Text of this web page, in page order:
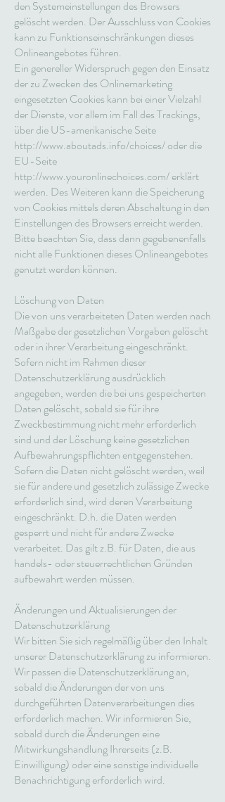
den Systemeinstellungen des Browsers
gelöscht werden. Der Ausschluss von Cookies
kann zu Funktionseinschränkungen dieses
Onlineangebotes führen.
Ein genereller Widerspruch gegen den Einsatz
der zu Zwecken des Onlinemarketing
eingesetzten Cookies kann bei einer Vielzahl
der Dienste, vor allem im Fall des Trackings,
über die US-amerikanische Seite
http://www.aboutads.info/choices/ oder die
EU-Seite
http://www.youronlinechoices.com/ erklärt
werden. Des Weiteren kann die Speicherung
von Cookies mittels deren Abschaltung in den
Einstellungen des Browsers erreicht werden.
Bitte beachten Sie, dass dann gegebenenfalls
nicht alle Funktionen dieses Onlineangebotes
genutzt werden können.
Löschung von Daten
Die von uns verarbeiteten Daten werden nach
Maßgabe der gesetzlichen Vorgaben gelöscht
oder in ihrer Verarbeitung eingeschränkt.
Sofern nicht im Rahmen dieser
Datenschutzerklärung ausdrücklich
angegeben, werden die bei uns gespeicherten
Daten gelöscht, sobald sie für ihre
Zweckbestimmung nicht mehr erforderlich
sind und der Löschung keine gesetzlichen
Aufbewahrungspflichten entgegenstehen.
Sofern die Daten nicht gelöscht werden, weil
sie für andere und gesetzlich zulässige Zwecke
erforderlich sind, wird deren Verarbeitung
eingeschränkt. D.h. die Daten werden
gesperrt und nicht für andere Zwecke
verarbeitet. Das gilt z.B. für Daten, die aus
handels- oder steuerrechtlichen Gründen
aufbewahrt werden müssen.
Änderungen und Aktualisierungen der
Datenschutzerklärung
Wir bitten Sie sich regelmäßig über den Inhalt
unserer Datenschutzerklärung zu informieren.
Wir passen die Datenschutzerklärung an,
sobald die Änderungen der von uns
durchgeführten Datenverarbeitungen dies
erforderlich machen. Wir informieren Sie,
sobald durch die Änderungen eine
Mitwirkungshandlung Ihrerseits (z.B.
Einwilligung) oder eine sonstige individuelle
Benachrichtigung erforderlich wird.